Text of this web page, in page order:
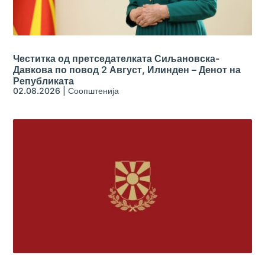
Честитка од претседателката Сиљановска-
Давкова по повод 2 Август, Илинден – Денот на
Републиката
02.08.2026 |Соопштенија